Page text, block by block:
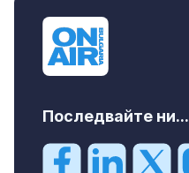
Последвайте ни...